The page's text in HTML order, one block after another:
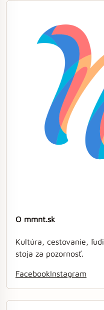
O mmnt.sk
Kultúra, cestovanie,
stoja za pozornosť.
FacebookInstagram